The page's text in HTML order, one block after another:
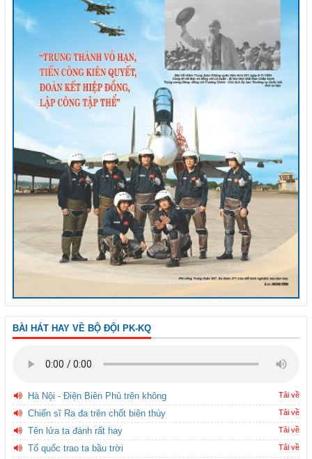
BÀI HÁT HAY VỀ BỘ ĐỘI PK-KQ
Hà Nội - Điện Biên Phủ trên không Tải về
Chiến sĩ Ra đa trên chốt biên thùy Tải về
Tên lửa ta đánh rất hay Tải về
Tổ quốc trao ta bầu trời Tải về